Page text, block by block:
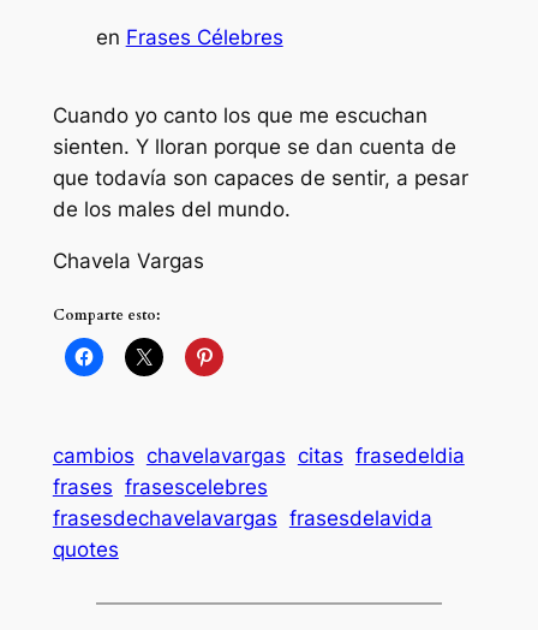
en Frases Célebres
Cuando yo canto los que me escuchan
sienten. Y lloran porque se dan cuenta de
que todavía son capaces de sentir, a pesar
de los males del mundo.
Chavela Vargas
Comparte esto:
cambios chavelavargas citas frasedeldia
frases frasescelebres
frasesdechavelavargas frasesdelavida
quotes